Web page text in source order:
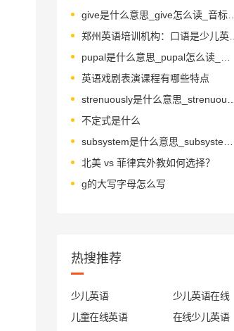
give是什么意思_give怎么读_音标ɡɪv
郑州英语培训机构：口语是少儿英语培训的重点？
英语戏剧表演课程有哪些特点
不定式是什么
subsystem是什么意思_subsystem怎么读_音标'sʌb'sɪstəm
北美 vs 菲律宾外教如何选择？
g的大写字母怎么写
热搜推荐
少儿英语
少儿英语在线
儿童在线英语
在线少儿英语